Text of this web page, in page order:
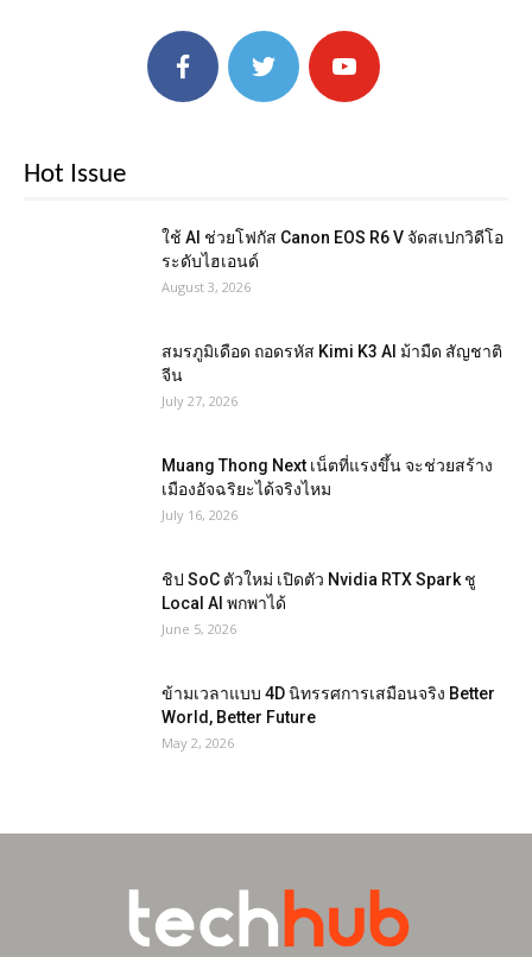
Hot Issue
ใช้ AI ช่วยโฟกัส Canon EOS R6 V จัดสเปกวิดีโอ
ระดับไฮเอนด์
August 3, 2026
สมรภูมิเดือด ถอดรหัส Kimi K3 AI ม้ามืด สัญชาติ
จีน
July 27, 2026
Muang Thong Next เน็ตที่แรงขึ้น จะช่วยสร้าง
เมืองอัจฉริยะได้จริงไหม
July 16, 2026
ชิป SoC ตัวใหม่ เปิดตัว Nvidia RTX Spark ชู
Local AI พกพาได้
June 5, 2026
ข้ามเวลาแบบ 4D นิทรรศการเสมือนจริง Better
World, Better Future
May 2, 2026